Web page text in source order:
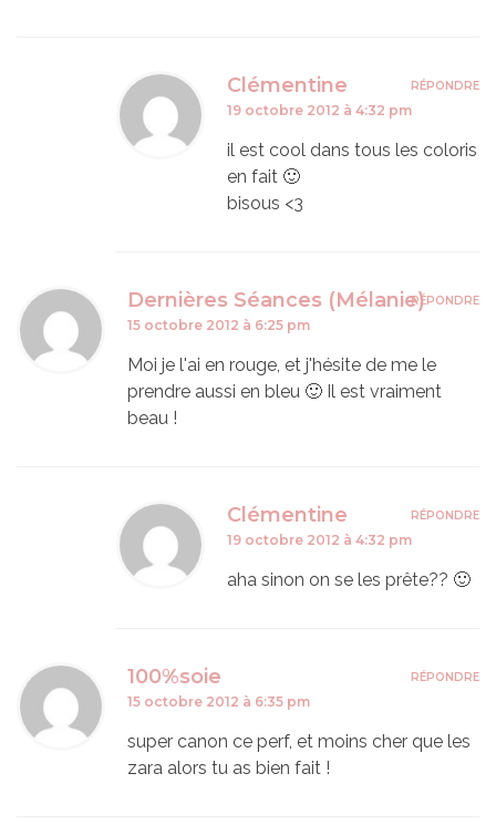
Clémentine
19 octobre 2012 à 4:32 pm
il est cool dans tous les coloris
en fait 🙂
bisous <3
RÉPONDRE
Dernières Séances (Mélanie)
15 octobre 2012 à 6:25 pm
Moi je l'ai en rouge, et j'hésite de me le
prendre aussi en bleu 🙂 Il est vraiment
beau !
RÉPONDRE
Clémentine
19 octobre 2012 à 4:32 pm
aha sinon on se les prête?? 🙂
RÉPONDRE
100%soie
15 octobre 2012 à 6:35 pm
super canon ce perf, et moins cher que les
zara alors tu as bien fait !
RÉPONDRE